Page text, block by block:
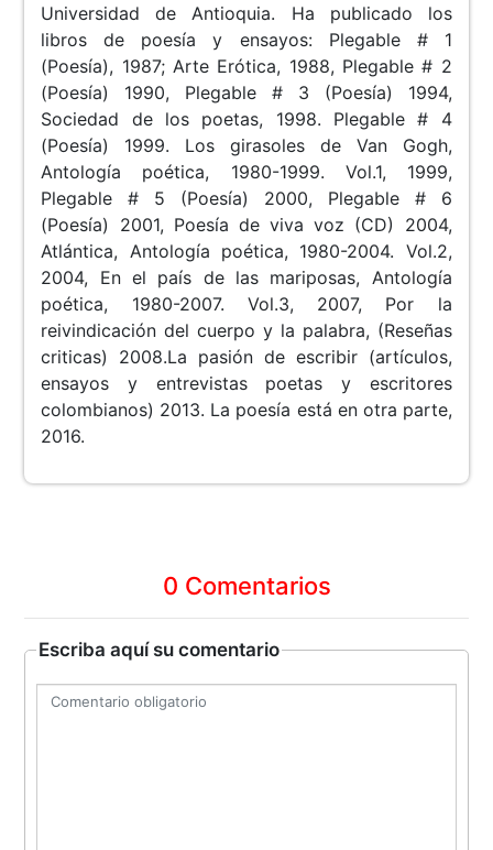
Universidad de Antioquia. Ha publicado los
libros de poesía y ensayos: Plegable # 1
(Poesía), 1987; Arte Erótica, 1988, Plegable # 2
(Poesía) 1990, Plegable # 3 (Poesía) 1994,
Sociedad de los poetas, 1998. Plegable # 4
(Poesía) 1999. Los girasoles de Van Gogh,
Antología poética, 1980-1999. Vol.1, 1999,
Plegable # 5 (Poesía) 2000, Plegable # 6
(Poesía) 2001, Poesía de viva voz (CD) 2004,
Atlántica, Antología poética, 1980-2004. Vol.2,
2004, En el país de las mariposas, Antología
poética, 1980-2007. Vol.3, 2007, Por la
reivindicación del cuerpo y la palabra, (Reseñas
criticas) 2008.La pasión de escribir (artículos,
ensayos y entrevistas poetas y escritores
colombianos) 2013. La poesía está en otra parte,
2016.
0 Comentarios
Escriba aquí su comentario